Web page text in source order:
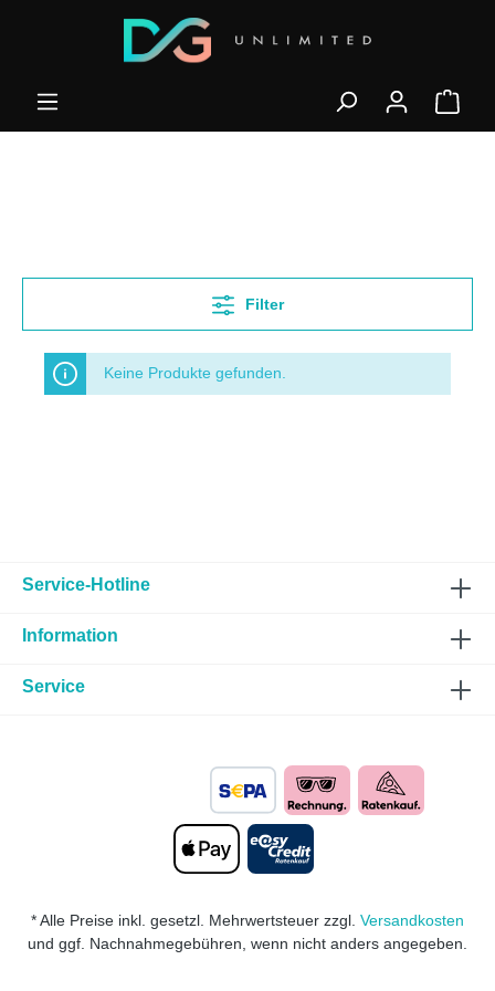
Filter
Keine Produkte gefunden.
Service-Hotline
Information
Service
* Alle Preise inkl. gesetzl. Mehrwertsteuer zzgl. Versandkosten
und ggf. Nachnahmegebühren, wenn nicht anders angegeben.